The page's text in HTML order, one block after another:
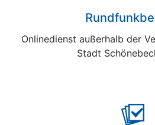
Onlinedienst außerhalb der
Stadt